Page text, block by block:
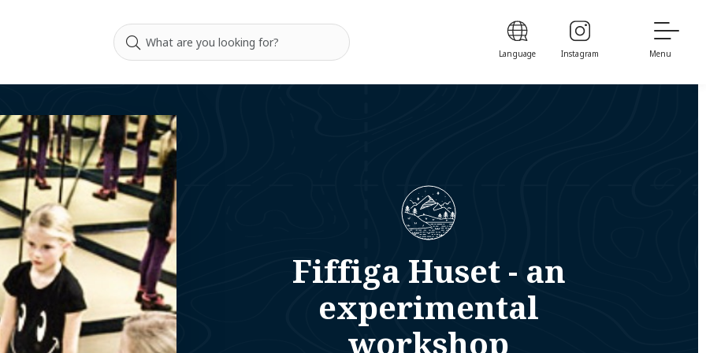
Language Instagram Menu
Fiffiga Huset - an
experimental
workshop